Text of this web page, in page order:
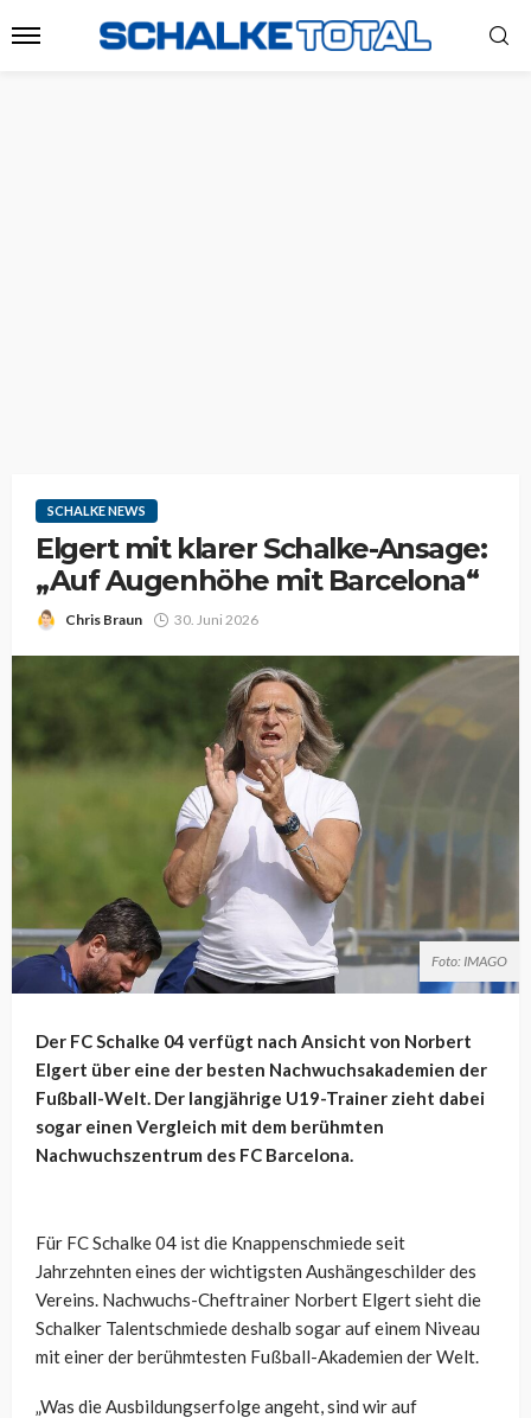
SCHALKE NEWS
Elgert mit klarer Schalke-Ansage:
„Auf Augenhöhe mit Barcelona“
Chris Braun 30. Juni 2026
Foto: IMAGO
Der FC Schalke 04 verfügt nach Ansicht von Norbert
Elgert über eine der besten Nachwuchsakademien der
Fußball-Welt. Der langjährige U19-Trainer zieht dabei
sogar einen Vergleich mit dem berühmten
Nachwuchszentrum des FC Barcelona.
Für FC Schalke 04 ist die Knappenschmiede seit
Jahrzehnten eines der wichtigsten Aushängeschilder des
Vereins. Nachwuchs-Cheftrainer Norbert Elgert sieht die
Schalker Talentschmiede deshalb sogar auf einem Niveau
mit einer der berühmtesten Fußball-Akademien der Welt.
„Was die Ausbildungserfolge angeht, sind wir auf